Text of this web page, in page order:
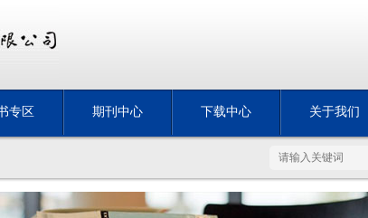
专区 期刊中心 下载中心 关于我们